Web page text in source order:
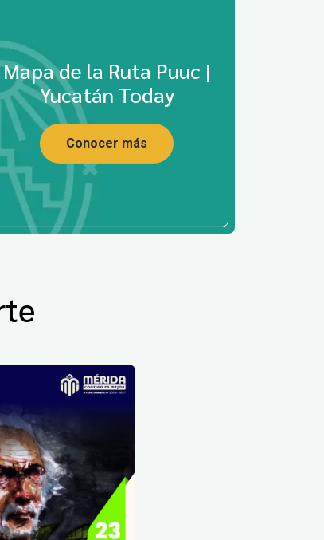
Mapa de la Ruta Puuc |
Yucatán Today
Conocer más